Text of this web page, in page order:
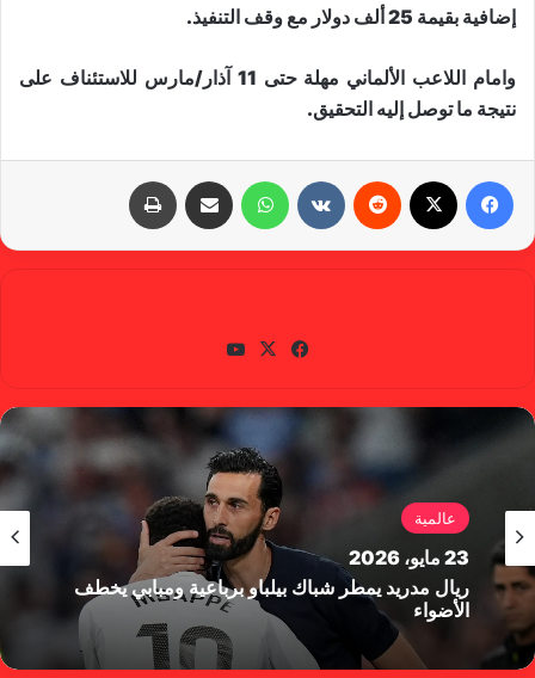
إضافية بقيمة 25 ألف دولار مع وقف التنفيذ.
وامام اللاعب الألماني مهلة حتى 11 آذار/مارس للاستئناف على
نتيجة ما توصل إليه التحقيق.
واتساب
في
وك
X
عالمية
23 مايو، 2026
ريال مدريد يمطر شباك بيلباو برباعية ومبابي يخطف
الأضواء